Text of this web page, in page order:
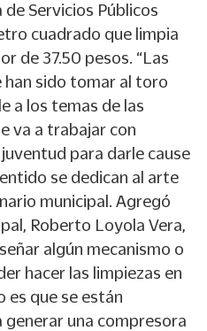
Servicios Públicos
cuadrado que limpia
de 37.50 pesos. “Las
han sido tomar al toro
a los temas de las
va a trabajar con
para darle cause
se dedican al arte
municipal. Agregó
Roberto Loyola Vera,
algún mecanismo o
hacer las limpiezas en
es que se están
una compresora